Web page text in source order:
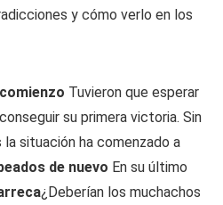
y cómo verlo en los
Tuvieron que esperar
su primera victoria. Sin
situación ha comenzado a
de nuevo En su último
¿Deberían los muchachos